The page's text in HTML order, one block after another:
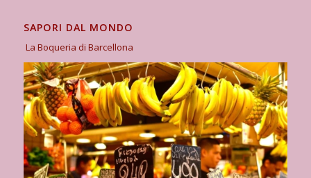
SAPORI DAL MONDO
La Boqueria di Barcellona